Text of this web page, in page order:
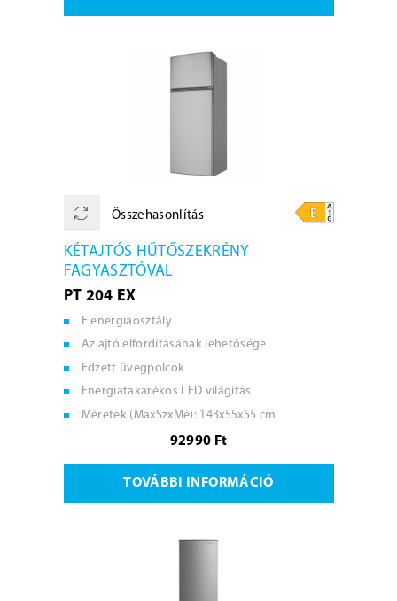
Összehasonlítás
KÉTAJTÓS HŰTŐSZEKRÉNY
FAGYASZTÓVAL
PT 204 EX
E energiaosztály
Az ajtó elfordításának lehetősége
Edzett üvegpolcok
Energiatakarékos LED világítás
Méretek (MaxSzxMé): 143x55x55 cm
92990 Ft
TOVÁBBI INFORMÁCIÓ